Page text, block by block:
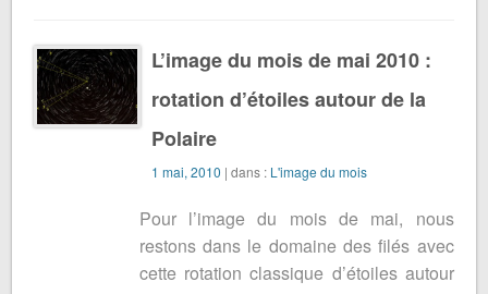
L’image du mois de mai 2010 :
rotation d’étoiles autour de la
Polaire
1 mai, 2010 | dans : L'image du mois
Pour l’image du mois de mai, nous
restons dans le domaine des filés avec
cette rotation classique d’étoiles autour